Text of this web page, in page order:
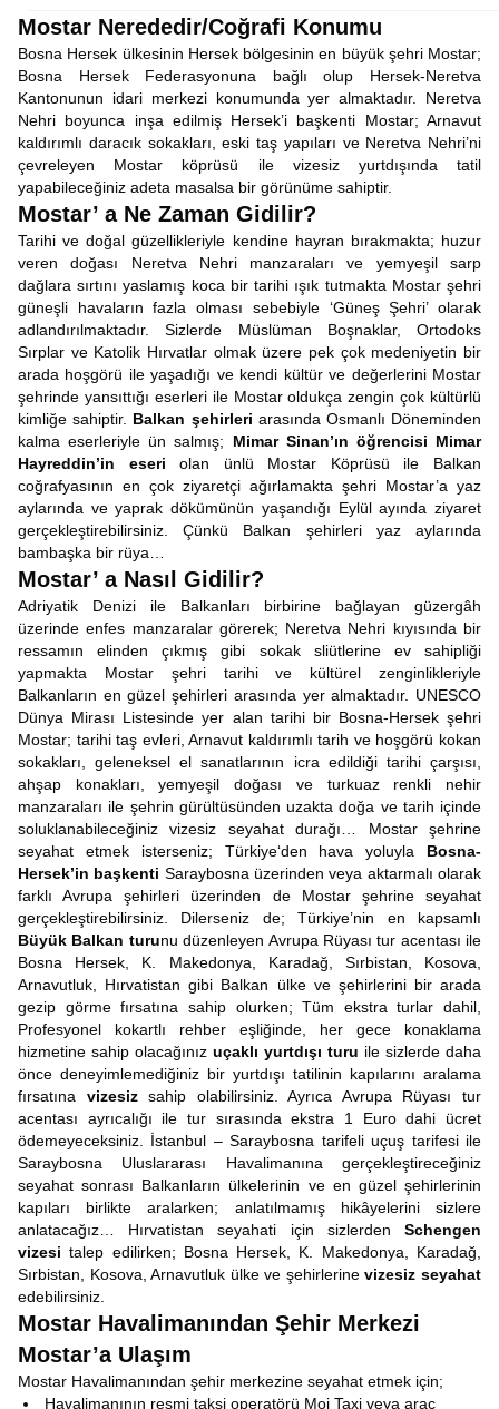
Mostar Nerededir/Coğrafi Konumu
Bosna Hersek ülkesinin Hersek bölgesinin en büyük şehri Mostar;
Bosna Hersek Federasyonuna bağlı olup Hersek-Neretva
Kantonunun idari merkezi konumunda yer almaktadır. Neretva
Nehri boyunca inşa edilmiş Hersek’i başkenti Mostar; Arnavut
kaldırımlı daracık sokakları, eski taş yapıları ve Neretva Nehri’ni
çevreleyen Mostar köprüsü ile vizesiz yurtdışında tatil
yapabileceğiniz adeta masalsa bir görünüme sahiptir.
Mostar’ a Ne Zaman Gidilir?
Tarihi ve doğal güzellikleriyle kendine hayran bırakmakta; huzur
veren doğası Neretva Nehri manzaraları ve yemyeşil sarp
dağlara sırtını yaslamış koca bir tarihi ışık tutmakta Mostar şehri
güneşli havaların fazla olması sebebiyle ‘Güneş Şehri’ olarak
adlandırılmaktadır. Sizlerde Müslüman Boşnaklar, Ortodoks
Sırplar ve Katolik Hırvatlar olmak üzere pek çok medeniyetin bir
arada hoşgörü ile yaşadığı ve kendi kültür ve değerlerini Mostar
şehrinde yansıttığı eserleri ile Mostar oldukça zengin çok kültürlü
kimliğe sahiptir. Balkan şehirleri arasında Osmanlı Döneminden
kalma eserleriyle ün salmış; Mimar Sinan’ın öğrencisi Mimar
Hayreddin’in eseriolan ünlü Mostar Köprüsü ile Balkan
coğrafyasının en çok ziyaretçi ağırlamakta şehri Mostar’a yaz
aylarında ve yaprak dökümünün yaşandığı Eylül ayında ziyaret
gerçekleştirebilirsiniz. Çünkü Balkan şehirleri yaz aylarında
bambaşka bir rüya…
Mostar’ a Nasıl Gidilir?
Adriyatik Denizi ile Balkanları birbirine bağlayan güzergâh
üzerinde enfes manzaralar görerek; Neretva Nehri kıyısında bir
ressamın elinden çıkmış gibi sokak sliütlerine ev sahipliği
yapmakta Mostar şehri tarihi ve kültürel zenginlikleriyle
Balkanların en güzel şehirleri arasında yer almaktadır. UNESCO
Dünya Mirası Listesinde yer alan tarihi bir Bosna-Hersek şehri
Mostar; tarihi taş evleri, Arnavut kaldırımlı tarih ve hoşgörü kokan
sokakları, geleneksel el sanatlarının icra edildiği tarihi çarşısı,
ahşap konakları, yemyeşil doğası ve turkuaz renkli nehir
manzaraları ile şehrin gürültüsünden uzakta doğa ve tarih içinde
soluklanabileceğiniz vizesiz seyahat durağı… Mostar şehrine
seyahat etmek isterseniz; Türkiye‘den hava yoluyla Bosna-
Hersek’in başkenti Saraybosna üzerinden veya aktarmalı olarak
farklı Avrupa şehirleri üzerinden de Mostar şehrine seyahat
gerçekleştirebilirsiniz. Dilerseniz de; Türkiye’nin en kapsamlı
Büyük Balkan turunu düzenleyen Avrupa Rüyası tur acentası ile
Bosna Hersek, K. Makedonya, Karadağ, Sırbistan, Kosova,
Arnavutluk, Hırvatistan gibi Balkan ülke ve şehirlerini bir arada
gezip görme fırsatına sahip olurken; Tüm ekstra turlar dahil,
Profesyonel kokartlı rehber eşliğinde, her gece konaklama
hizmetine sahip olacağınız uçaklı yurtdışı turu ile sizlerde daha
önce deneyimlemediğiniz bir yurtdışı tatilinin kapılarını aralama
fırsatına vizesizsahip olabilirsiniz. Ayrıca Avrupa Rüyası tur
acentası ayrıcalığı ile tur sırasında ekstra 1 Euro dahi ücret
ödemeyeceksiniz. İstanbul – Saraybosna tarifeli uçuş tarifesi ile
Saraybosna Uluslararası Havalimanına gerçekleştireceğiniz
seyahat sonrası Balkanların ülkelerinin ve en güzel şehirlerinin
kapıları birlikte aralarken; anlatılmamış hikâyelerini sizlere
anlatacağız… Hırvatistan seyahati için sizlerden Schengen
vizesi talep edilirken; Bosna Hersek, K. Makedonya, Karadağ,
Sırbistan, Kosova, Arnavutluk ülke ve şehirlerinevizesiz seyahat
edebilirsiniz.
Mostar Havalimanından Şehir Merkezi
Mostar’a Ulaşım
Mostar Havalimanından şehir merkezine seyahat etmek için;
Havalimanının resmi taksi operatörü Moj Taxi veya araç